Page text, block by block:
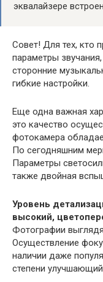
эквалайзере
Совет! Для тех, кто
параметры
сторонние
гибкие настройки.
Еще одна важная
это качество
фотокамера
По сегодняшним
Параметры
также двойная
Уровень
высокий,
Фотографии
Осуществление
наличии даже
степени